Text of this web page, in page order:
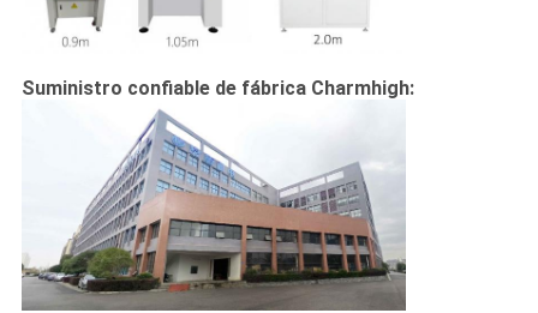
Suministro confiable de fábrica Charmhigh: